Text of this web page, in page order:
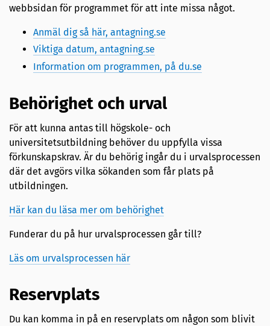
webbsidan för programmet för att inte missa något.
Anmäl dig så här, antagning.se
Viktiga datum, antagning.se
Information om programmen, på du.se
Behörighet och urval
För att kunna antas till högskole- och
universitetsutbildning behöver du uppfylla vissa
förkunskapskrav. Är du behörig ingår du i urvalsprocessen
där det avgörs vilka sökanden som får plats på
utbildningen.
Här kan du läsa mer om behörighet
Funderar du på hur urvalsprocessen går till?
Läs om urvalsprocessen här
Reservplats
Du kan komma in på en reservplats om någon som blivit